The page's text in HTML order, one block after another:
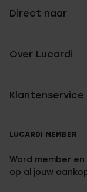
Direct naar
Over Lucardi
Klantenservice
LUCARDI MEMBER
Word member
op al jouw